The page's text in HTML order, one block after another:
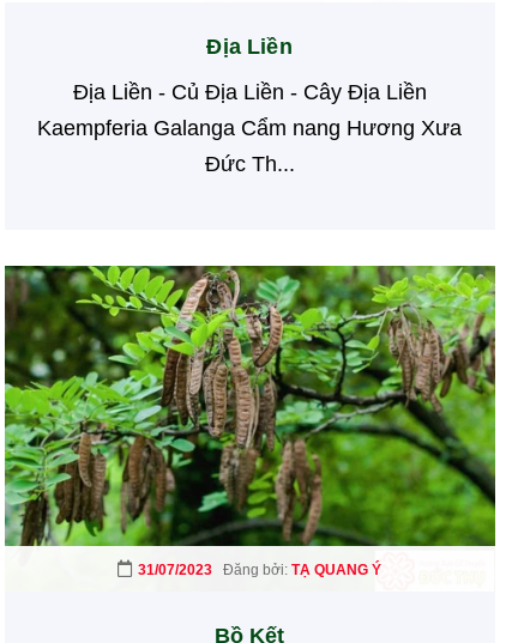
Địa Liền
Địa Liền - Củ Địa Liền - Cây Địa Liền
Kaempferia Galanga Cẩm nang Hương Xưa
Đức Th...
31/07/2023 Đăng bởi:TẠ QUANG Ý
Bồ Kết